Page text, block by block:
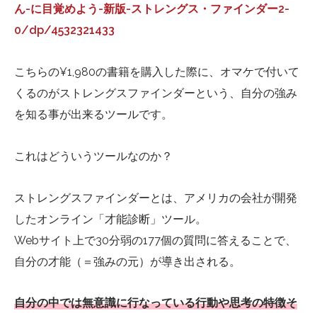
ん-に目覚めよう-新版-ストレングス・ファインダー2-
0/dp/4532321433
こちらの¥1,980の書籍を購入した際に、オマケで付いて
くるのがストレングスファインダーという、自分の強み
を知る事が出来るツールです。
これはどういうツールなのか？
ストレングスファインダーとは、アメリカの会社が開発
したオンライン「才能診断」ツール。
Webサイト上で30分弱の177個の質問に答えることで、
自分の才能（＝強みの元）が導き出される。
自分の中では無意識に行なっている行動や思考の特徴そ